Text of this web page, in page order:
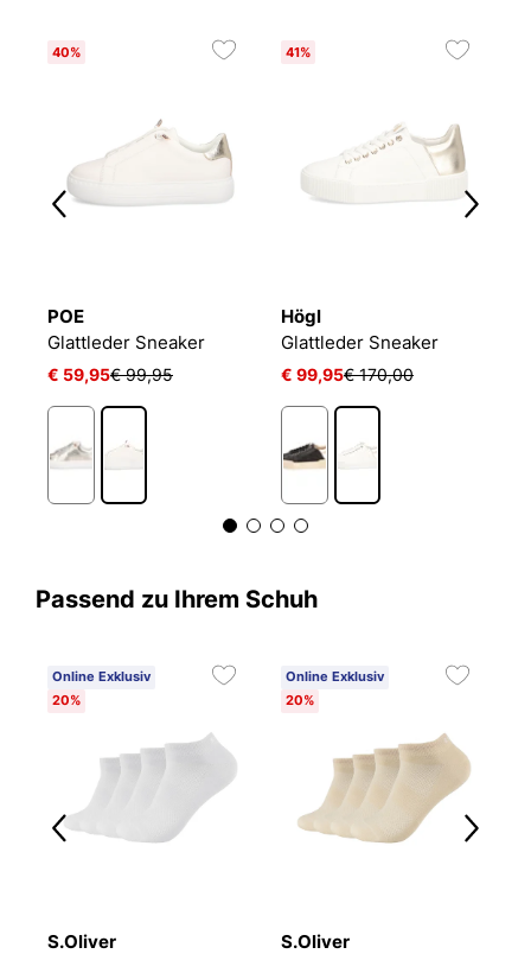
40%
POE
Glattleder Sneaker
€ 59,95€ 99,95
41%
Högl
Glattleder Sneaker
€ 99,95€ 170,00
Passend zu Ihrem Schuh
Online Exklusiv
20%
S.Oliver
Online Exklusiv
20%
S.Oliver